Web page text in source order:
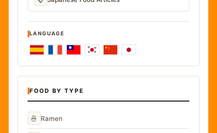
LANGUAGE
FOOD BY TYPE
🍜 Ramen